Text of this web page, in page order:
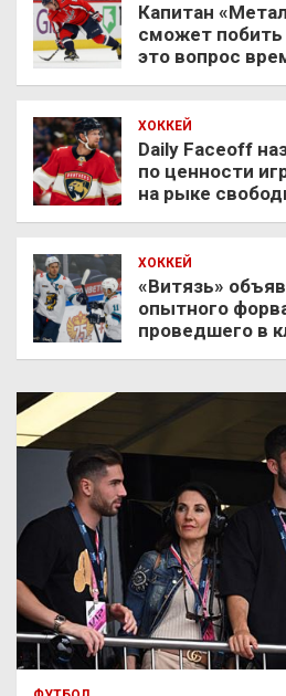
Капитан
сможет побить
это вопрос
ХОККЕЙ
Daily Faceoff
по ценности
на рыке
ХОККЕЙ
«Витязь»
опытного
проведшего в